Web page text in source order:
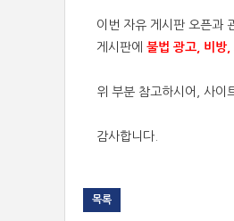
이번 자유 게시판 오픈과
게시판에 불법 광고, 비방,
위 부분 참고하시어, 사이
감사합니다.
목록